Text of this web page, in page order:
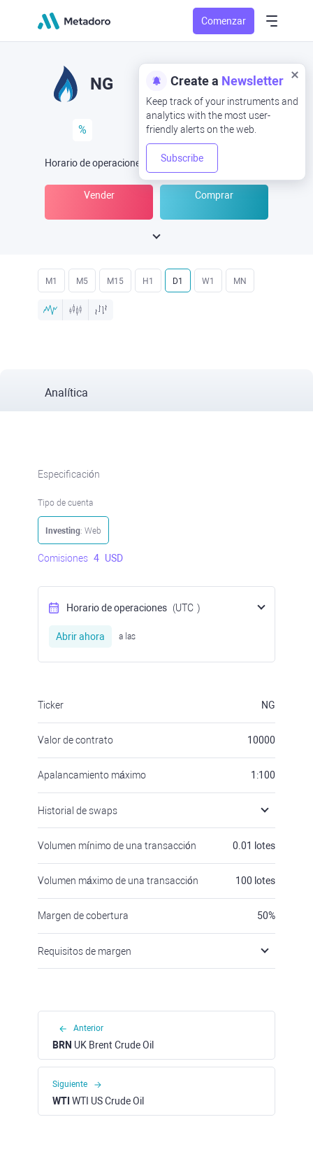
Comenzar
Create a Newsletter
Keep track of your instruments and
analytics with the most user-
friendly alerts on the web.
Subscribe
NG
%
Horario de operaciones (UTC) -Abrir ahora
Vender Comprar
M1 M5 M15 H1 D1 W1 MN
Analítica
Especificación
Tipo de cuenta
Investing: Web
Comisiones 4 USD
Horario de operaciones (UTC )
Abrir ahora a las
Ticker NG
Valor de contrato 10000
Apalancamiento máximo 1:100
Historial de swaps
Volumen mínimo de una transacción 0.01 lotes
Volumen máximo de una transacción 100 lotes
Margen de cobertura 50%
Requisitos de margen
Anterior
BRN UK Brent Crude Oil
Siguiente
WTI WTI US Crude Oil